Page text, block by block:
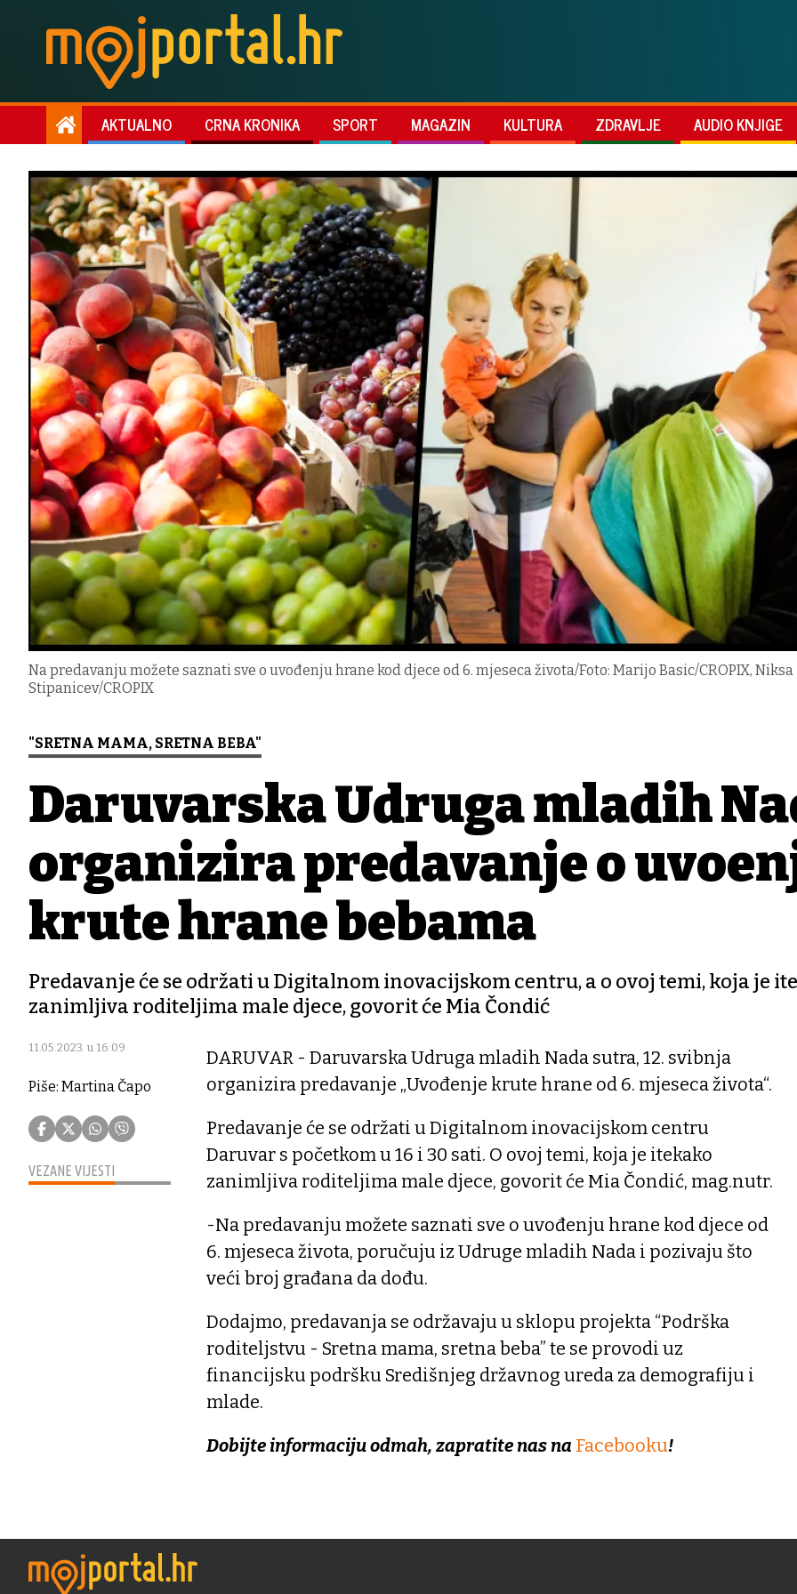
AKTUALNO CRNA KRONIKA SPORT MAGAZIN KULTURA ZDRAVLJE AUDIO KNJIGE
Na predavanju možete saznati sve o uvođenju hrane kod djece od 6. mjeseca života/Foto: Marijo Basic/CROPIX, Niksa
Stipanicev/CROPIX
"SRETNA MAMA, SRETNA BEBA"
Daruvarska Udruga mladih
organizira predavanje o
krute hrane bebama
Predavanje će se održati u Digitalnom inovacijskom centru, a o ovoj temi, koja je
zanimljiva roditeljima male djece, govorit će Mia Čondić
11.05.2023. u 16:09
Piše: Martina Čapo
VEZANE VIJESTI
DARUVAR - Daruvarska Udruga mladih Nada sutra, 12. svibnja
organizira predavanje „Uvođenje krute hrane od 6. mjeseca života“.
Predavanje će se održati u Digitalnom inovacijskom centru
Daruvar s početkom u 16 i 30 sati. O ovoj temi, koja je itekako
zanimljiva roditeljima male djece, govorit će Mia Čondić, mag.nutr.
-Na predavanju možete saznati sve o uvođenju hrane kod djece od
6. mjeseca života, poručuju iz Udruge mladih Nada i pozivaju što
veći broj građana da dođu.
Dodajmo, predavanja se održavaju u sklopu projekta “Podrška
roditeljstvu - Sretna mama, sretna beba” te se provodi uz
financijsku podršku Središnjeg državnog ureda za demografiju i
mlade.
Dobijte informaciju odmah, zapratite nas na Facebooku!